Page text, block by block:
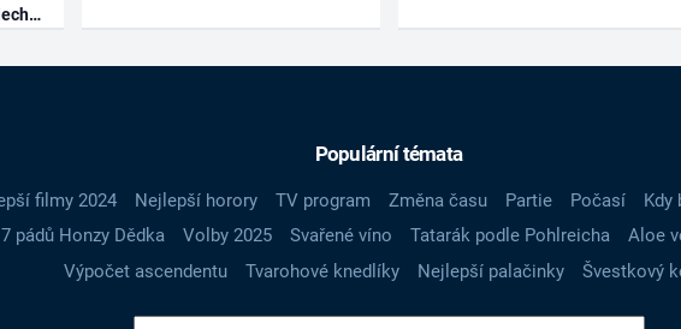
Populární témata
filmy 2024 Nejlepší horory TV program Změna času Partie Počasí Kdy
7 pádů Honzy Dědka Volby 2025 Svařené víno Tatarák podle Pohlreicha Aloe
Výpočet ascendentu
Tvarohové knedlíky Nejlepší palačinky Švestkový